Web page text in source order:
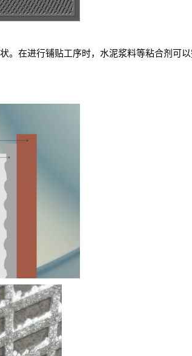
。在进行铺贴工序时，水泥浆料等粘合剂可